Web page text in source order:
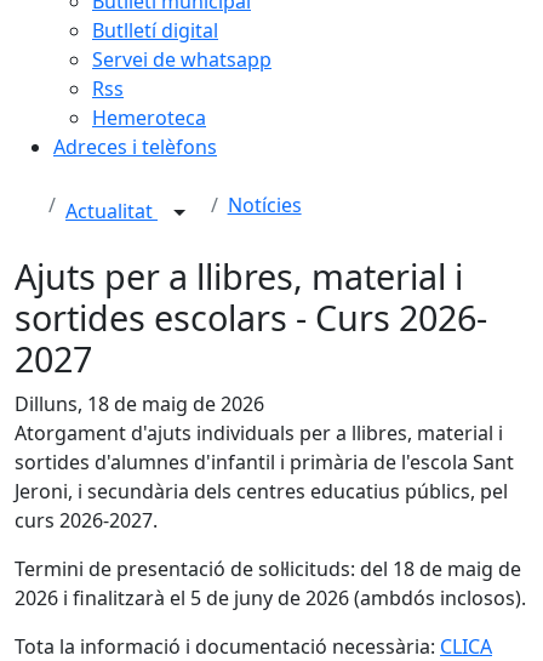
Butlletí digital
Servei de whatsapp
Rss
Hemeroteca
Adreces i telèfons
Actualitat Notícies
Ajuts per a llibres, material i
sortides escolars - Curs 2026-
2027
Dilluns, 18 de maig de 2026
Atorgament d'ajuts individuals per a llibres, material i
sortides d'alumnes d'infantil i primària de l'escola Sant
Jeroni, i secundària dels centres educatius públics, pel
curs 2026-2027.
Termini de presentació de sol·licituds: del 18 de maig de
2026 i finalitzarà el 5 de juny de 2026 (ambdós inclosos).
Tota la informació i documentació necessària: CLICA